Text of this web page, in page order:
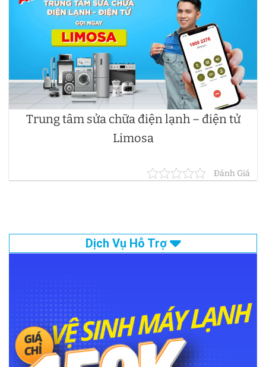
Trung tâm sửa chữa điện lạnh – điện tử
Limosa
Đánh Giá
Dịch Vụ Hỗ Trợ